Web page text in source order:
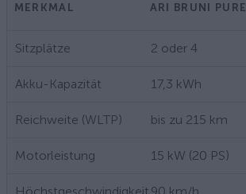
MERKMAL ARI BRUNI PURE
Sitzplätze 2 oder 4
Akku-Kapazität 17,3 kWh
Reichweite (WLTP) bis zu 215 km
Motorleistung 15 kW (20 PS)